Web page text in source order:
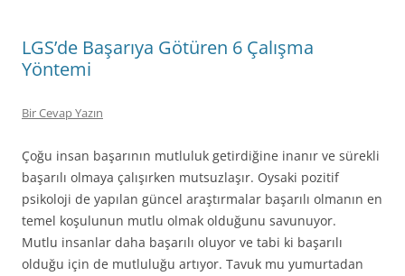
LGS’de Başarıya Götüren 6 Çalışma
Yöntemi
Bir Cevap Yazın
Çoğu insan başarının mutluluk getirdiğine inanır ve sürekli
başarılı olmaya çalışırken mutsuzlaşır. Oysaki pozitif
psikoloji de yapılan güncel araştırmalar başarılı olmanın en
temel koşulunun mutlu olmak olduğunu savunuyor.
Mutlu insanlar daha başarılı oluyor ve tabi ki başarılı
olduğu için de mutluluğu artıyor. Tavuk mu yumurtadan